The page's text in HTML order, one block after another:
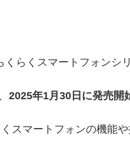
らくスマートフォンシ
2025年1月30日に発売開
スマートフォンの機能